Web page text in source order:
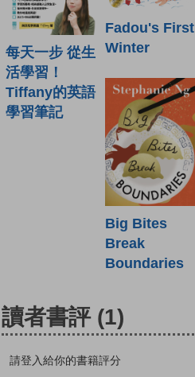
每天一步 從生
活學習！
Tiffany的英語
學習筆記
Fadou's First
Winter
Big Bites
Break
Boundaries
讀者書評 (1)
請登入給你的書籍評分